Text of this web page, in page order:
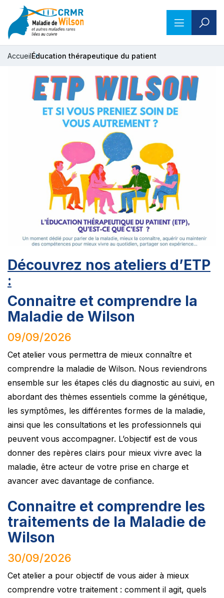
AccueilÉducation thérapeutique du patient
Découvrez nos ateliers d’ETP
:
Connaitre et comprendre la
Maladie de Wilson
09/09/2026
Cet atelier vous permettra de mieux connaître et
comprendre la maladie de Wilson. Nous reviendrons
ensemble sur les étapes clés du diagnostic au suivi, en
abordant des thèmes essentiels comme la génétique,
les symptômes, les différentes formes de la maladie,
ainsi que les consultations et les professionnels qui
peuvent vous accompagner. L’objectif est de vous
donner des repères clairs pour mieux vivre avec la
maladie, être acteur de votre prise en charge et
avancer avec davantage de confiance.
Connaitre et comprendre les
traitements de la Maladie de
Wilson
30/09/2026
Cet atelier a pour objectif de vous aider à mieux
comprendre votre traitement : comment il agit, quels